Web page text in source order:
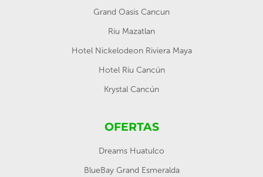
Grand Oasis Cancun
Riu Mazatlan
Hotel Nickelodeon Riviera Maya
Hotel Riu Cancún
Krystal Cancún
OFERTAS
Dreams Huatulco
BlueBay Grand Esmeralda